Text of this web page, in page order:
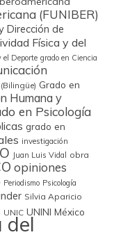
(FUNIBER)
Dirección de
Física y del
el Deporte grado en Ciencia
Grado en
Humana y
en Psicología
grado en
investigación
Juan Luis Vidal
obra
opiniones
Periodismo Psicología
Silvia Aparicio
UNIC UNINI México
del